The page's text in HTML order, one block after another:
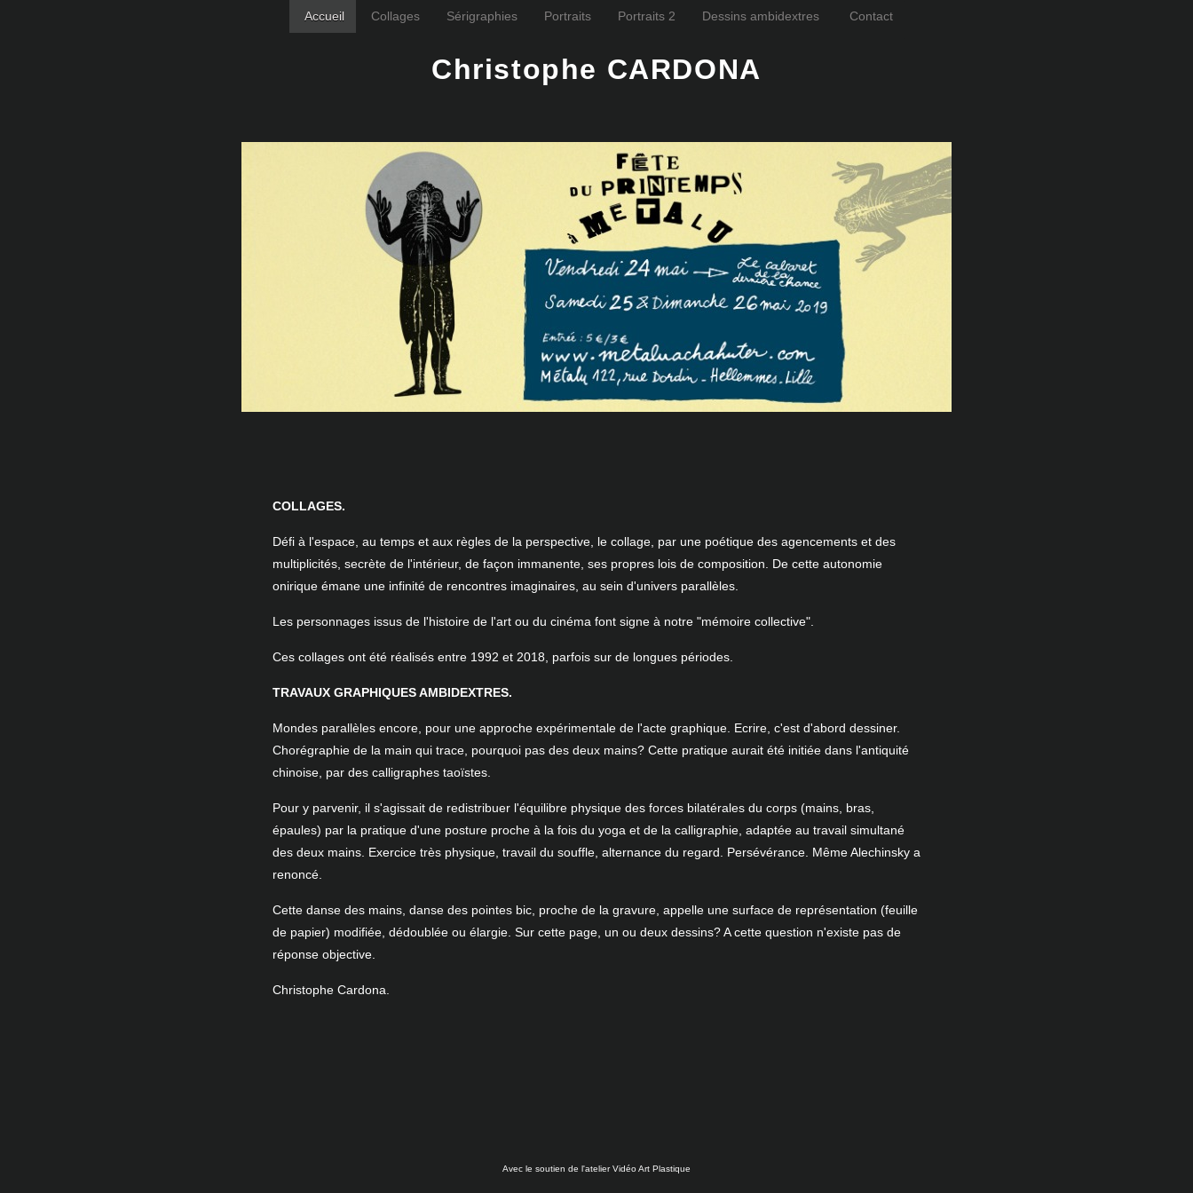
Accueil Collages Sérigraphies Portraits Portraits 2 Dessins ambidextres Contact
Christophe CARDONA
COLLAGES.
Défi à l'espace, au temps et aux règles de la perspective, le collage, par une poétique des agencements et des
multiplicités, secrète de l'intérieur, de façon immanente, ses propres lois de composition. De cette autonomie
onirique émane une infinité de rencontres imaginaires, au sein d'univers parallèles.
Les personnages issus de l'histoire de l'art ou du cinéma font signe à notre "mémoire collective".
Ces collages ont été réalisés entre 1992 et 2018, parfois sur de longues périodes.
TRAVAUX GRAPHIQUES AMBIDEXTRES.
Mondes parallèles encore, pour une approche expérimentale de l'acte graphique. Ecrire, c'est d'abord dessiner.
Chorégraphie de la main qui trace, pourquoi pas des deux mains? Cette pratique aurait été initiée dans l'antiquité
chinoise, par des calligraphes taoïstes.
Pour y parvenir, il s'agissait de redistribuer l'équilibre physique des forces bilatérales du corps (mains, bras,
épaules) par la pratique d'une posture proche à la fois du yoga et de la calligraphie, adaptée au travail simultané
des deux mains. Exercice très physique, travail du souffle, alternance du regard. Persévérance. Même Alechinsky a
renoncé.
Cette danse des mains, danse des pointes bic, proche de la gravure, appelle une surface de représentation (feuille
de papier) modifiée, dédoublée ou élargie. Sur cette page, un ou deux dessins? A cette question n'existe pas de
réponse objective.
Christophe Cardona.
Avec le soutien de l'atelier Vidéo Art Plastique